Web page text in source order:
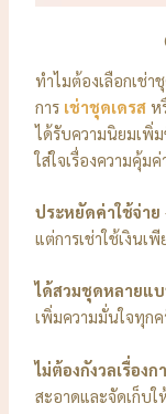
ทำไมต้องเลือกเช่า
การ เช่าชุดเดรส ห
ได้รับความนิยมเพิ่
ใส่ใจเรื่องความคุ้ม
ประหยัดค่าใช้จ่าย
แต่การเช่าใช้เงินเ
ได้สวมชุดหลายแ
เพิ่มความมั่นใจทุก
ไม่ต้องกังวลเรื่อง
สะอาดและจัดเก็บ